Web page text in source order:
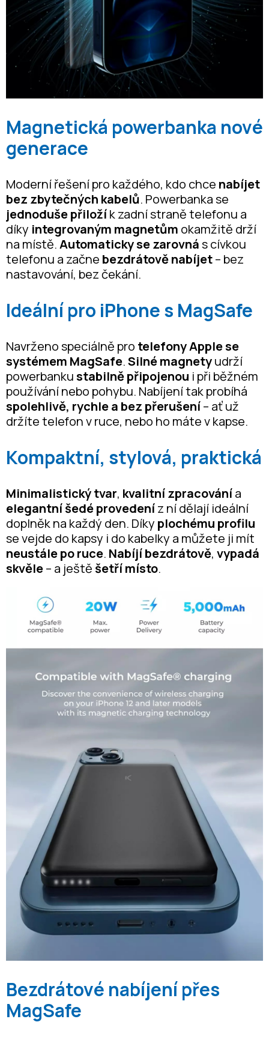
Magnetická powerbanka nové
generace
Moderní řešení pro každého, kdo chce nabíjet
bez zbytečných kabelů. Powerbanka se
jednoduše přiložík zadní straně telefonu a
díky integrovaným magnetům okamžitě drží
na místě.Automaticky se zarovnás cívkou
telefonu a začne bezdrátově nabíjet– bez
nastavování, bez čekání.
Ideální pro iPhone s MagSafe
Navrženo speciálně pro telefony Apple se
systémem MagSafe.Silné magnetyudrží
powerbankustabilně připojenou i při běžném
používání nebo pohybu. Nabíjení tak probíhá
spolehlivě, rychle a bez přerušení– ať už
držíte telefon v ruce, nebo ho máte v kapse.
Kompaktní, stylová, praktická
Minimalistický tvar, kvalitní zpracovánía
elegantní šedé provedeníz ní dělají ideální
doplněk na každý den. Díky plochému profilu
se vejde do kapsy i do kabelky a můžete ji mít
neustále po ruce. Nabíjí bezdrátově, vypadá
skvěle– a ještě šetří místo.
Bezdrátové nabíjení přes
MagSafe